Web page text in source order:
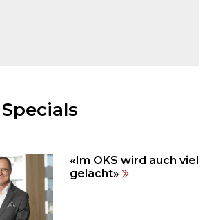
«Im OKS wird auch viel
gelacht»